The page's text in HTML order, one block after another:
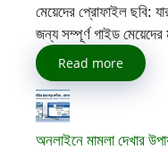
মেয়েদের প্রোফাইল ছবি:
জন্য সম্পূর্ণ গাইড
Read more
অনলাইনে মামলা দেখার